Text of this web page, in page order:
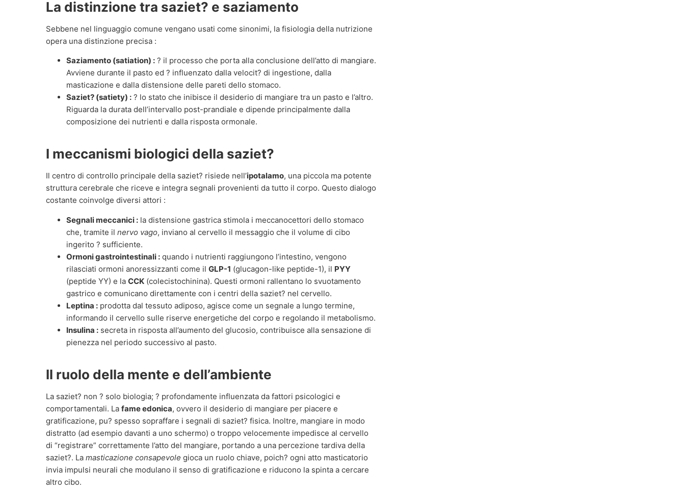
La distinzione tra saziet? e saziamento
Sebbene nel linguaggio comune vengano usati come sinonimi, la fisiologia della nutrizione
opera una distinzione precisa :
Saziamento (satiation) : ? il processo che porta alla conclusione dell’atto di mangiare.
Avviene durante il pasto ed ? influenzato dalla velocit? di ingestione, dalla
masticazione e dalla distensione delle pareti dello stomaco.
Saziet? (satiety) : ? lo stato che inibisce il desiderio di mangiare tra un pasto e l’altro.
Riguarda la durata dell’intervallo post-prandiale e dipende principalmente dalla
composizione dei nutrienti e dalla risposta ormonale.
I meccanismi biologici della saziet?
Il centro di controllo principale della saziet? risiede nell’ipotalamo, una piccola ma potente
struttura cerebrale che riceve e integra segnali provenienti da tutto il corpo. Questo dialogo
costante coinvolge diversi attori :
Segnali meccanici : la distensione gastrica stimola i meccanocettori dello stomaco
che, tramite il nervo vago, inviano al cervello il messaggio che il volume di cibo
ingerito ? sufficiente.
Ormoni gastrointestinali : quando i nutrienti raggiungono l’intestino, vengono
rilasciati ormoni anoressizzanti come il GLP-1 (glucagon-like peptide-1), il PYY
(peptide YY) e la CCK (colecistochinina). Questi ormoni rallentano lo svuotamento
gastrico e comunicano direttamente con i centri della saziet? nel cervello.
Leptina : prodotta dal tessuto adiposo, agisce come un segnale a lungo termine,
informando il cervello sulle riserve energetiche del corpo e regolando il metabolismo.
Insulina : secreta in risposta all’aumento del glucosio, contribuisce alla sensazione di
pienezza nel periodo successivo al pasto.
Il ruolo della mente e dell’ambiente
La saziet? non ? solo biologia; ? profondamente influenzata da fattori psicologici e
comportamentali. La fame edonica, ovvero il desiderio di mangiare per piacere e
gratificazione, pu? spesso sopraffare i segnali di saziet? fisica. Inoltre, mangiare in modo
distratto (ad esempio davanti a uno schermo) o troppo velocemente impedisce al cervello
di “registrare” correttamente l’atto del mangiare, portando a una percezione tardiva della
saziet?. La masticazione consapevole gioca un ruolo chiave, poich? ogni atto masticatorio
invia impulsi neurali che modulano il senso di gratificazione e riducono la spinta a cercare
altro cibo.